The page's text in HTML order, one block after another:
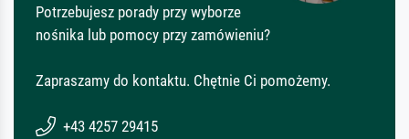
Potrzebujesz porady przy wyborze
nośnika lub pomocy przy zamówieniu?
Zapraszamy do kontaktu. Chętnie Ci pomożemy.
+43 4257 29415